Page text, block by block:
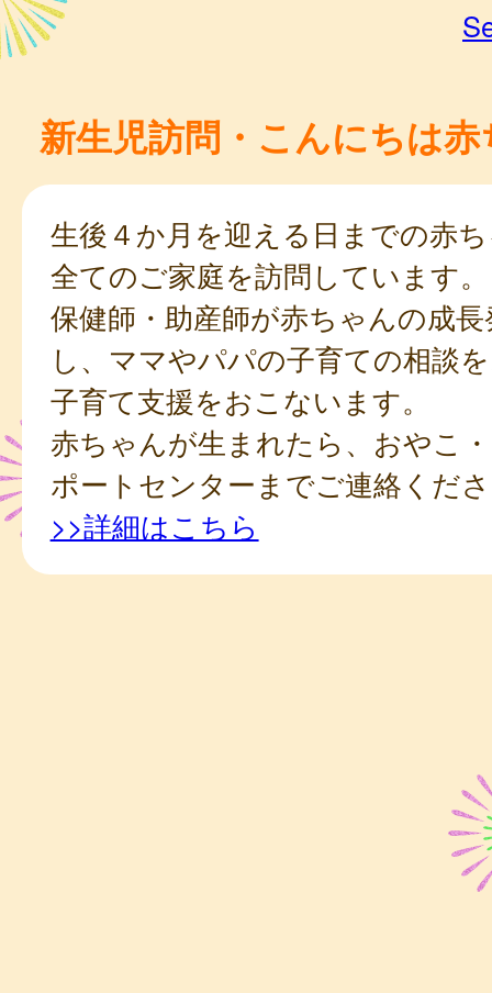
新生児訪問・こんにちは
生後４か月を迎える日までの赤
全てのご家庭を訪問しています。
保健師・助産師が赤ちゃんの成
し、ママやパパの子育ての相談
子育て支援をおこないます。
赤ちゃんが生まれたら、おやこ
ポートセンターまでご連絡くだ
>>詳細はこちら